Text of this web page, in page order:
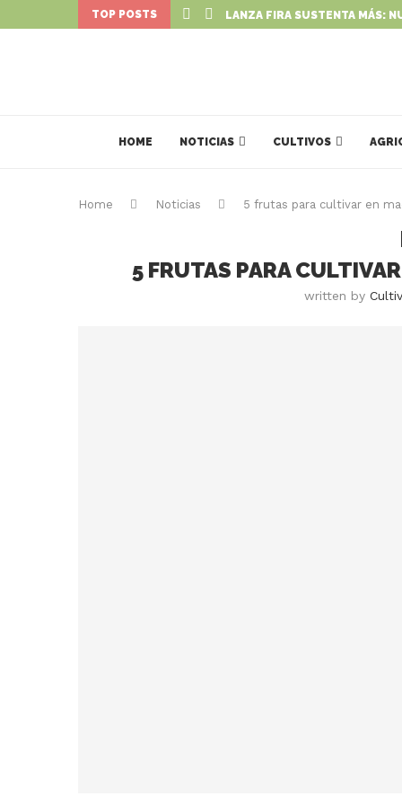
TOP POSTS LANZA FIRA SUSTENTA MÁS:
HOME NOTICIAS CULTIVOS
Home Noticias 5 frutas para cultivar en
5 FRUTAS PARA
written by